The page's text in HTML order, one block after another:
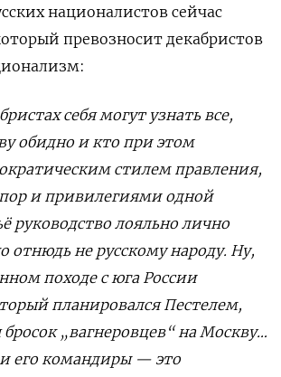
националистов сейчас
превозносит декабристов
себя могут узнать все,
обидно и кто при этом
стилем правления,
и привилегиями одной
руководство лояльно лично
отнюдь не русскому народу. Ну,
походе с юга России
планировался Пестелем,
бросок „вагнеровцев“ на Москву…
его командиры — это